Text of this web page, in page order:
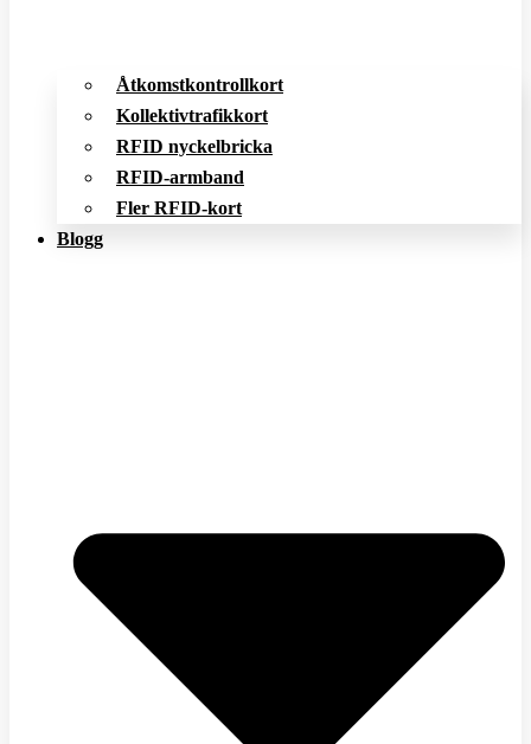
Åtkomstkontrollkort
Kollektivtrafikkort
RFID nyckelbricka
RFID-armband
Fler RFID-kort
Blogg